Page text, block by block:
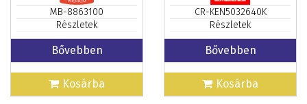
MB-8863100
Részletek
Bővebben
Kosárba
CR-KEN5032640K
Részletek
Bővebben
Kosárba